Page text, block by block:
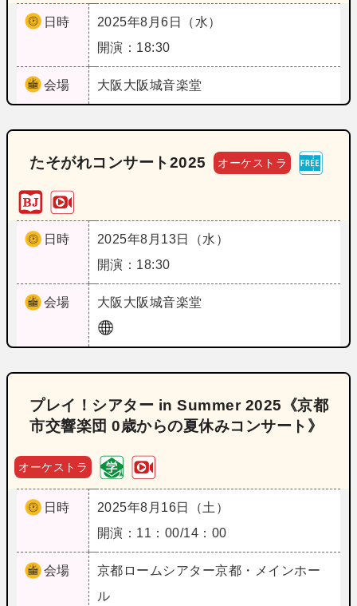
日時
2025年8月6日（水）
開演：18:30
会場 大阪 大阪城音楽堂
たそがれコンサート2025 オーケストラ
日時
2025年8月13日（水）
開演：18:30
会場 大阪 大阪城音楽堂
プレイ！シアター in Summer 2025《京都
市交響楽団 0歳からの夏休みコンサート》
オーケストラ
日時
2025年8月16日（土）
開演：11：00/14：00
会場 京都 ロームシアター京都・メインホー
ル